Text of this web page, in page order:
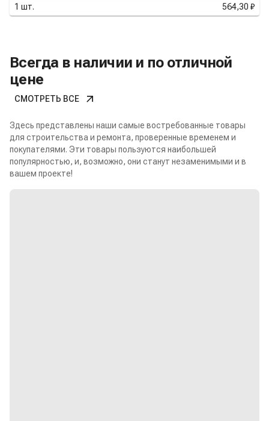
1 шт. 564,30 ₽
Всегда в наличии и по отличной
цене
СМОТРЕТЬ ВСЕ
Здесь представлены наши самые востребованные товары
для строительства и ремонта, проверенные временем и
покупателями. Эти товары пользуются наибольшей
популярностью, и, возможно, они станут незаменимыми и в
вашем проекте!